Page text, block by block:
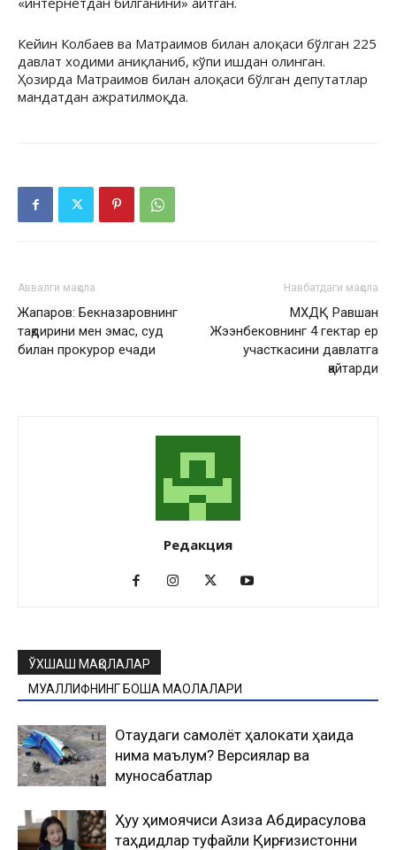
Кейин Колбаев ва Матраимов билан алоқаси бўлган 225
давлат ходими аниқланиб, кўпи ишдан олинган.
Ҳозирда Матраимов билан алоқаси бўлган депутатлар
мандатдан ажратилмоқда.
Аввалги мақола
Жапаров: Бекназаровнинг
тақдирини мен эмас, суд
билан прокурор ечади
Навбатдаги мақола
МХДҚ Равшан
Жээнбековнинг 4 гектар ер
участкасини давлатга
қайтарди
Редакция
ЎХШАШ МАҚОЛАЛАР
МУАЛЛИФНИНГ БОШҚА МАҚОЛАЛАРИ
Оқтаудаги самолёт ҳалокати ҳақида
нима маълум? Версиялар ва
муносабатлар
Ҳуқуқ ҳимоячиси Азиза Абдирасулова
таҳдидлар туфайли Қирғизистонни